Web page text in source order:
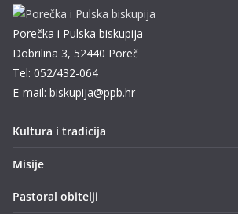
Porečka i Pulska biskupija
Dobrilina 3, 52440 Poreč
Tel: 052/432-064
E-mail: biskupija@ppb.hr
Kultura i tradicija
Misije
Pastoral obitelji